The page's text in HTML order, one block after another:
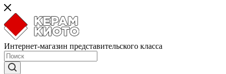
Интернет-магазин представительского класса